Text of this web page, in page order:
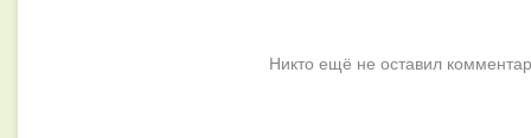
Никто ещё не оставил